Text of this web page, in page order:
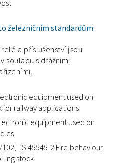
železničním standardům:
a příslušenství jsou
souladu s drážními
equipment used on
for railway applications
equipment used on
102, TS 45545-2 Fire behaviour
stock